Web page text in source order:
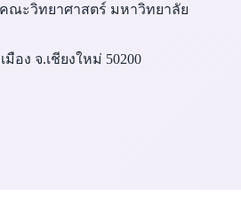
ะวิทยาศาสตร์ มหาวิทยาลัย
อง จ.เชียงใหม่ 50200